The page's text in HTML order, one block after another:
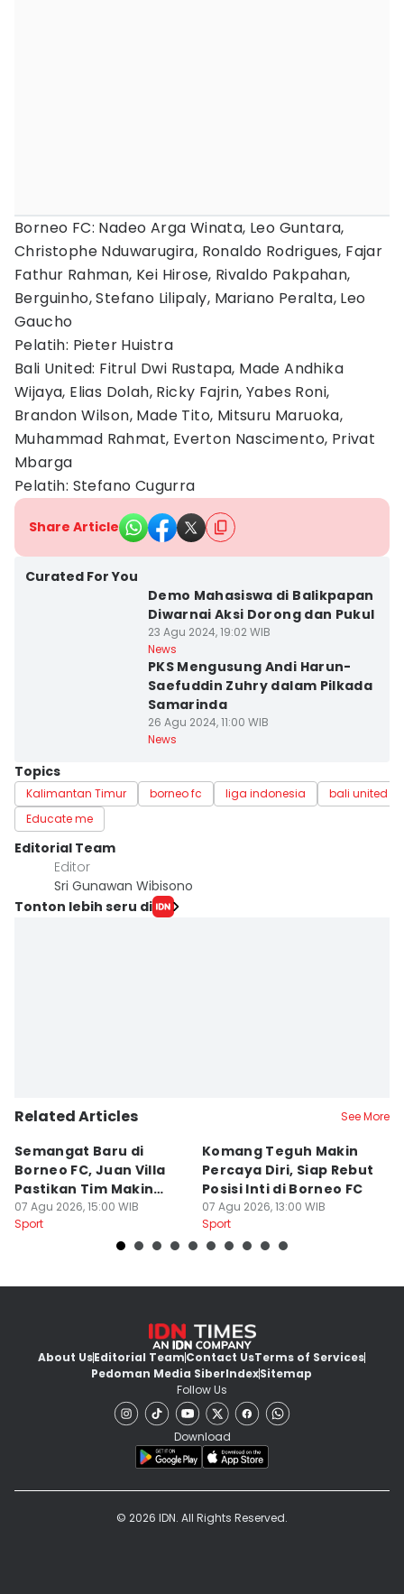
Borneo FC: Nadeo Arga Winata, Leo Guntara,
Christophe Nduwarugira, Ronaldo Rodrigues, Fajar
Fathur Rahman, Kei Hirose, Rivaldo Pakpahan,
Berguinho, Stefano Lilipaly, Mariano Peralta, Leo
Gaucho
Pelatih: Pieter Huistra
Bali United: Fitrul Dwi Rustapa, Made Andhika
Wijaya, Elias Dolah, Ricky Fajrin, Yabes Roni,
Brandon Wilson, Made Tito, Mitsuru Maruoka,
Muhammad Rahmat, Everton Nascimento, Privat
Mbarga
Pelatih: Stefano Cugurra
Share Article
Curated For You
Demo Mahasiswa di Balikpapan
Diwarnai Aksi Dorong dan Pukul
23 Agu 2024, 19:02 WIB
News
PKS Mengusung Andi Harun-
Saefuddin Zuhry dalam Pilkada
Samarinda
26 Agu 2024, 11:00 WIB
News
Topics
Kalimantan Timur borneo fc liga indonesia
bali united
Educate me
Editorial Team
Editor
Sri Gunawan Wibisono
Tonton lebih seru di
Related Articles See More
Semangat Baru di
Borneo FC, Juan Villa
Pastikan Tim Makin
Kompak
07 Agu 2026, 15:00 WIB
Sport
Komang Teguh Makin
Percaya Diri, Siap Rebut
Posisi Inti di Borneo FC
07 Agu 2026, 13:00 WIB
Sport
About UsEditorial TeamContact UsTerms of Services
Pedoman Media SiberIndexSitemap
Follow Us
Download
© 2026 IDN. All Rights Reserved.